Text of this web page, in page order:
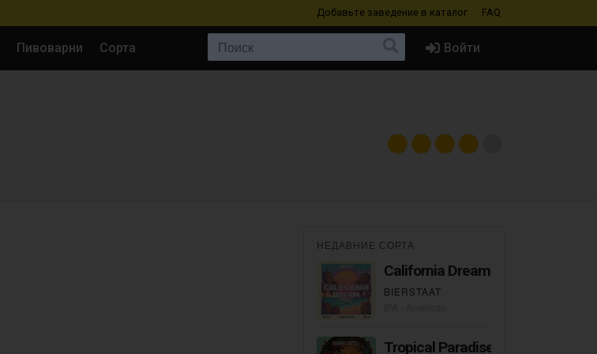
Добавьте заведение в каталог FAQ
Пивоварни Сорта Войти
НЕДАВНИЕ СОРТА
California Dream
BIERSTAAT
Tropical Paradise